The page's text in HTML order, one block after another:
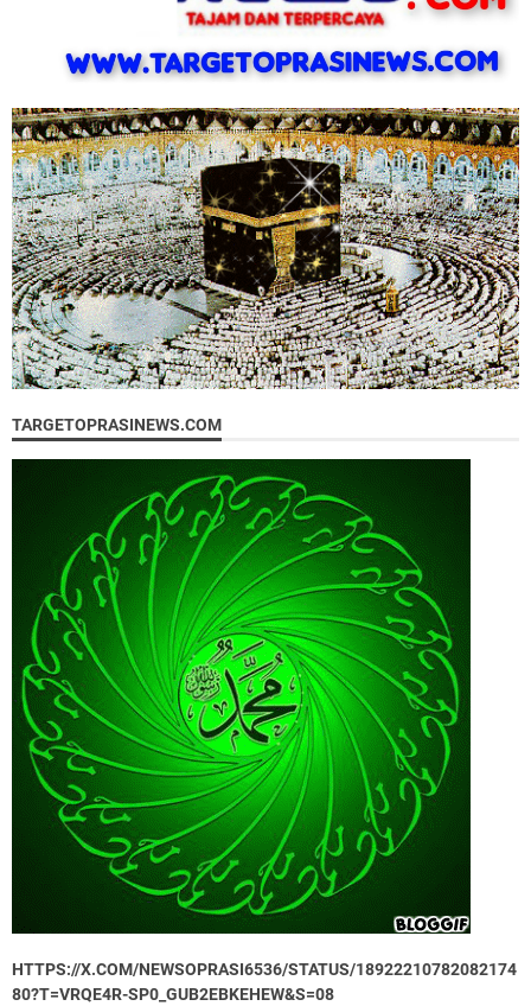
TARGETOPRASINEWS.COM
HTTPS://X.COM/NEWSOPRASI6536/STATUS/18922210782082174
80?T=VRQE4R-SP0_GUB2EBKEHEW&S=08